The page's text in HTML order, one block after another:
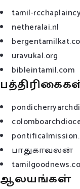
tamil-
netheralai.nl
uravukal.org
bibleintamil.com
பாதுகாவலன்
ஆலயங்கள்